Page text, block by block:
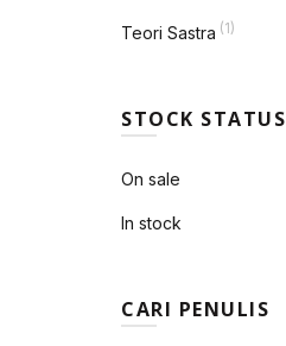
Teori Sastra (1)
STOCK STATUS
On sale
In stock
CARI PENULIS